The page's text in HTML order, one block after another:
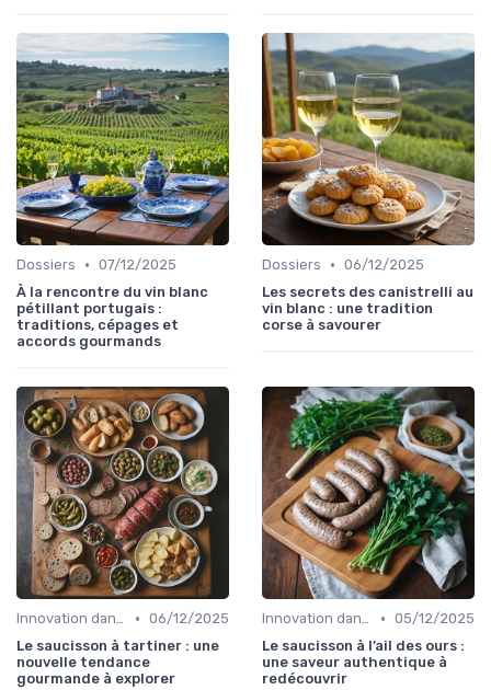
Dossiers • 07/12/2025
À la rencontre du vin blanc
pétillant portugais :
traditions, cépages et
accords gourmands
Dossiers • 06/12/2025
Les secrets des canistrelli au
vin blanc : une tradition
corse à savourer
Innovation dans la food • 06/12/2025
Le saucisson à tartiner : une
nouvelle tendance
gourmande à explorer
Innovation dans la food • 05/12/2025
Le saucisson à l’ail des ours :
une saveur authentique à
redécouvrir